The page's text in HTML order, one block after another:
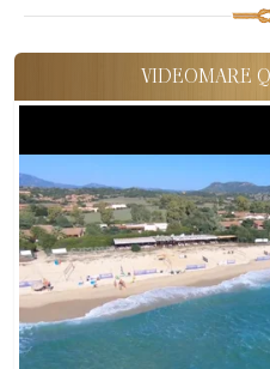
VIDEOMARE